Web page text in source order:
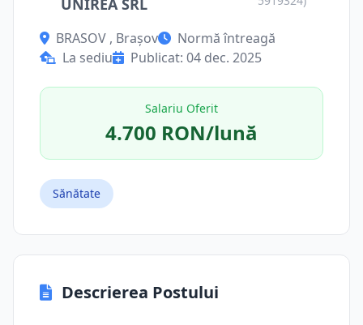
UNIREA SRL
BRASOV , Brașov
Normă întreagă
La sediu
Publicat: 04 dec. 2025
Salariu Oferit
4.700 RON/lună
Sănătate
Descrierea Postului